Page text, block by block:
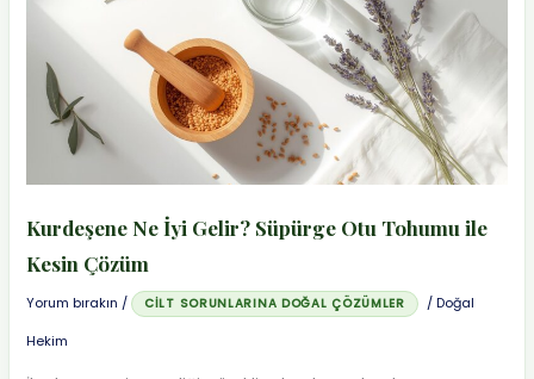
Ebegümeci
ve
Kegel
Egzersizi
Kurdeşene Ne İyi Gelir? Süpürge Otu Tohumu ile
Kesin Çözüm
Yorum bırakın / CILT SORUNLARINA DOĞAL ÇÖZÜMLER /Doğal
Hekim